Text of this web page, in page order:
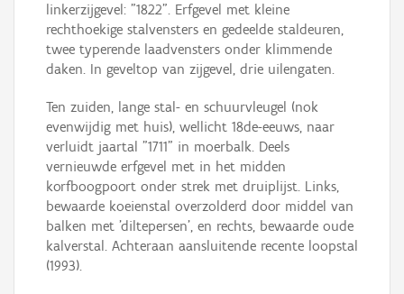
linkerzijgevel: "1822". Erfgevel met kleine
rechthoekige stalvensters en gedeelde staldeuren,
twee typerende laadvensters onder klimmende
daken. In geveltop van zijgevel, drie uilengaten.
Ten zuiden, lange stal- en schuurvleugel (nok
evenwijdig met huis), wellicht 18de-eeuws, naar
verluidt jaartal "1711" in moerbalk. Deels
vernieuwde erfgevel met in het midden
korfboogpoort onder strek met druiplijst. Links,
bewaarde koeienstal overzolderd door middel van
balken met 'diltepersen', en rechts, bewaarde oude
kalverstal. Achteraan aansluitende recente loopstal
(1993).